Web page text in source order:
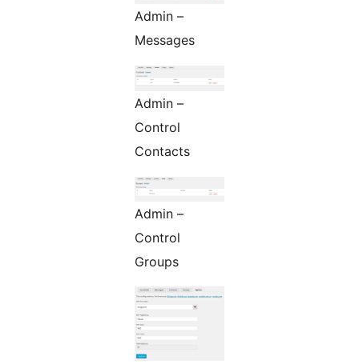
Admin –
Messages
Admin –
Control
Contacts
Admin –
Control
Groups